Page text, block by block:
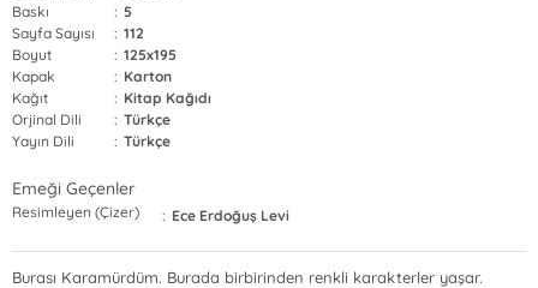
Baskı
: 5
Sayfa Sayısı
: 112
Boyut
: 125x195
Kapak
: Karton
Kağıt
: Kitap Kağıdı
Orjinal Dili
: Türkçe
Yayın Dili
: Türkçe
Emeği Geçenler
Resimleyen (Çizer) : Ece Erdoğuş Levi
Burası Karamürdüm. Burada birbirinden renkli karakterler yaşar.